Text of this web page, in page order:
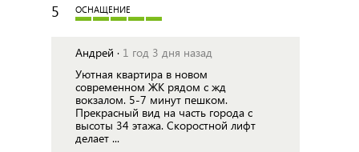
5 ОСНАЩЕНИЕ
Андрей · 1 год 3 дня назад
Уютная квартира в новом
современном ЖК рядом с жд
вокзалом. 5-7 минут пешком.
Прекрасный вид на часть города с
высоты 34 этажа. Скоростной лифт
делает ...